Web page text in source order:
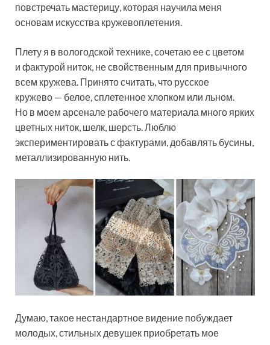
повстречать мастерицу, которая научила меня
основам искусства кружевоплетения.
Плету я в вологодской технике, сочетаю ее с цветом
и фактурой ниток, не свойственным для привычного
всем кружева. Принято считать, что русское
кружево — белое, сплетенное хлопком или льном.
Но в моем арсенале рабочего материала много ярких
цветных ниток, шелк, шерсть. Люблю
экспериментировать с фактурами, добавлять бусины,
металлизированную нить.
Думаю, такое нестандартное видение побуждает
молодых, стильных девушек приобретать мое